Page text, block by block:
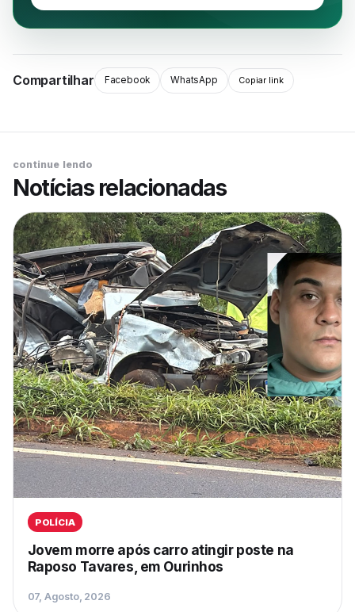
Compartilhar Facebook WhatsApp Copiar link
continue lendo
Notícias relacionadas
POLÍCIA
Jovem morre após carro atingir poste na
Raposo Tavares, em Ourinhos
07, Agosto, 2026